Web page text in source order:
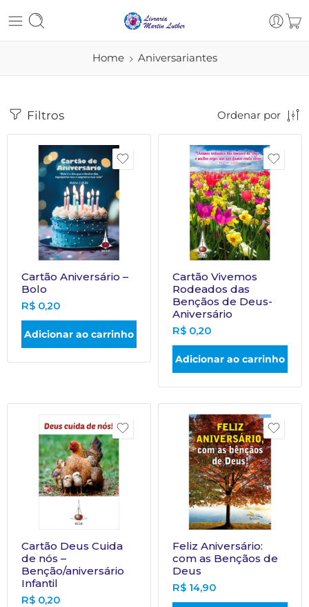
Home Aniversariantes
Filtros Ordenar por
Cartão Aniversário –
Bolo
R$ 0,20
Adicionar ao carrinho
Cartão Vivemos
Rodeados das
Bençãos de Deus-
Aniversário
R$ 0,20
Adicionar ao carrinho
Cartão Deus Cuida
de nós –
Benção/aniversário
Infantil
R$ 0,20
Feliz Aniversário:
com as Bençãos de
Deus
R$ 14,90